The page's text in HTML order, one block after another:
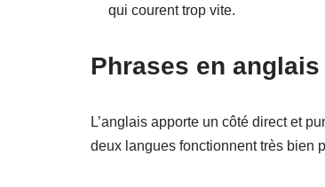
qui courent trop vite.
Phrases en
L’anglais apporte un côté direct et
deux langues fonctionnent très bien